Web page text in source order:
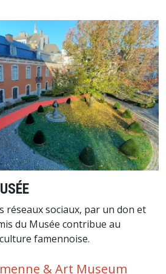
réseaux sociaux, par un don et
du Musée contribue au
famennoise.